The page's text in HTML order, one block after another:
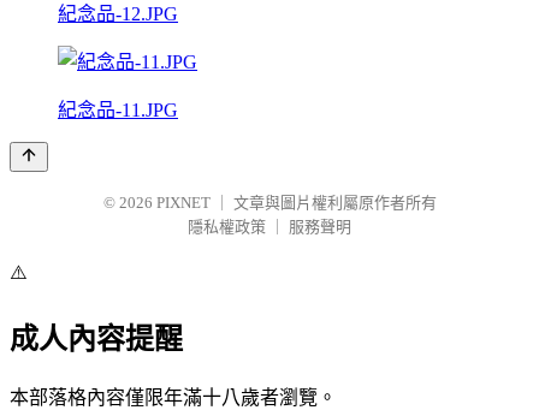
紀念品-12.JPG
紀念品-11.JPG
© 2026 PIXNET
文章與圖片權利屬原作者所有
隱私權政策
服務聲明
⚠️
成人內容提醒
本部落格內容僅限年滿十八歲者瀏覽。